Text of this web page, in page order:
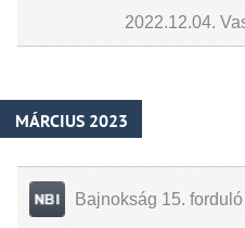
2022.12.04.
MÁRCIUS 2023
Bajnokság 15. forduló